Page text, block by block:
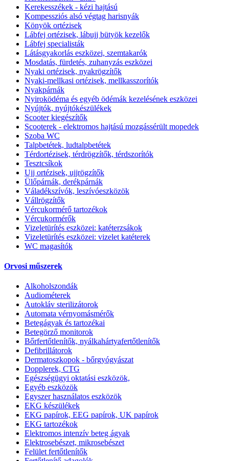
Kerekesszékek - kézi hajtású
Kompessziós alsó végtag harisnyák
Könyök ortézisek
Lábfej ortézisek, lábujj bütyök kezelők
Lábfej specialisták
Látásgyakorlás eszközei, szemtakarók
Mosdatás, fürdetés, zuhanyzás eszközei
Nyaki ortézisek, nyakrögzítők
Nyaki-mellkasi ortézisek, mellkasszorítók
Nyakpárnák
Nyiroködéma és egyéb ödémák kezelésének eszközei
Nyújtók, nyújtókészülékek
Scooter kiegészítők
Scooterek - elektromos hajtású mozgássérült mopedek
Szoba WC
Talpbetétek, ludtalpbetétek
Térdortézisek, térdrögzítők, térdszorítók
Tesztcsíkok
Ujj ortézisek, ujjrögzítők
Ülőpárnák, derékpárnák
Váladékszívók, leszívóeszközök
Vállrögzítők
Vércukormérő tartozékok
Vércukormérők
Vizeletürítés eszközei: katéterzsákok
Vizeletürítés eszközei: vizelet katéterek
WC magasítók
Orvosi műszerek
Alkoholszondák
Audiométerek
Autokláv sterilizátorok
Automata vérnyomásmérők
Betegágyak és tartozékai
Betegörző monitorok
Bőrfertőtlenítők, nyálkahártyafertőtlenítők
Defibrillátorok
Dermatoszkopok - bőrgyógyászat
Dopplerek, CTG
Egészségügyi oktatási eszközök,
Egyéb eszközök
Egyszer használatos eszközök
EKG készülékek
EKG papírok, EEG papírok, UK papírok
EKG tartozékok
Elektromos intenzív beteg ágyak
Elektrosebészet, mikrosebészet
Felület fertőtlenítők